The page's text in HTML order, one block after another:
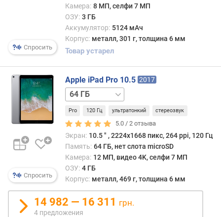
т
и
о
т
д
е
ш
в
ы
д
о
р
о
Спросить
Камера: 8 МП, селфи 7 МП
ОЗУ: 3 ГБ
Аккумулятор: 5124 мАч
Корпус: металл, 301 г, толщина 6 мм
Товар устарел
Спросить
Apple iPad Pro 10.5 2017
64 ГБ
/
LTE
Pro 120 Гц ультратонкий стереозвук
5.0 /2 отзыва
Экран: 10.5 ″ , 2224х1668 пикс, 264 ppi, 120 Гц
Память: 64 ГБ, нет слота microSD
Камера: 12 МП, видео 4K, селфи 7 МП
ОЗУ: 4 ГБ
Корпус: металл, 469 г, толщина 6 мм
14 982 — 16 311 грн.
4 предложения